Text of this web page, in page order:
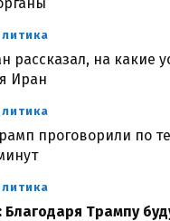
рассказал, на какие
Иран
проговорили по
Трампу